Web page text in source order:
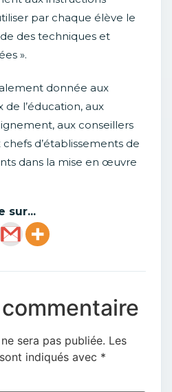
par chaque élève le
des techniques et
».
donnée aux
l’éducation, aux
aux conseillers
d’établissements de
dans la mise en œuvre
sur...
sera pas publiée. Les
indiqués avec *